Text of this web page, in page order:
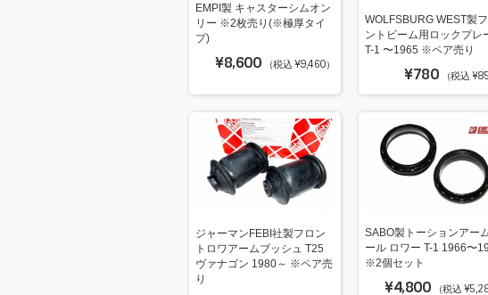
EMPI製 キャスターシムオン
リー ※2枚売り(※極厚タイ
プ)
¥8,600 （税込 ¥9,460）
WOLFSBURG WEST製
ントビーム用ロックプレ
T-1 〜1965 ※ペア売り
¥780 （税込
ジャーマンFEBI社製フロン
トロワアームブッシュ T25
ヴァナゴン 1980～ ※ペア売
り
SABO製トーションアー
ール ロワー T-1 1966〜
※2個セット
¥4,800 （税込